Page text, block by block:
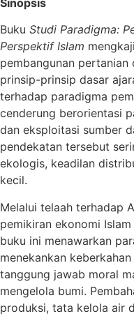
Buku Studi Paradigma:
Perspektif Islam
pembangunan
prinsip-prinsip dasar
terhadap paradigma
cenderung berorientasi
dan eksploitasi sumber
pendekatan tersebut
ekologis, keadilan
kecil.
Melalui telaah terhadap
pemikiran ekonomi
buku ini menawarkan
menekankan
tanggung jawab moral
mengelola bumi.
produksi, tata kelola air